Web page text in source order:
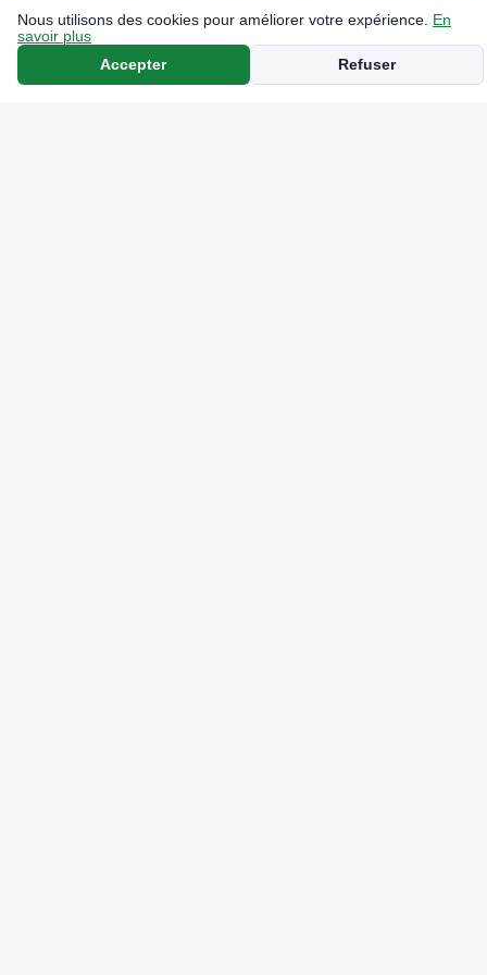
Nous utilisons des cookies pour améliorer votre expérience.
En
savoir plus
Accepter Refuser